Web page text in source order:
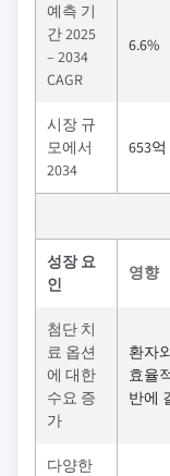
예측 기
간 2025
– 2034
CAGR
6.6%
시장 규
모에서
2034
653
성장 요
인
영향
첨단 치
료 옵션
에 대한
수요 증
가
환자
효율
반에
다양한